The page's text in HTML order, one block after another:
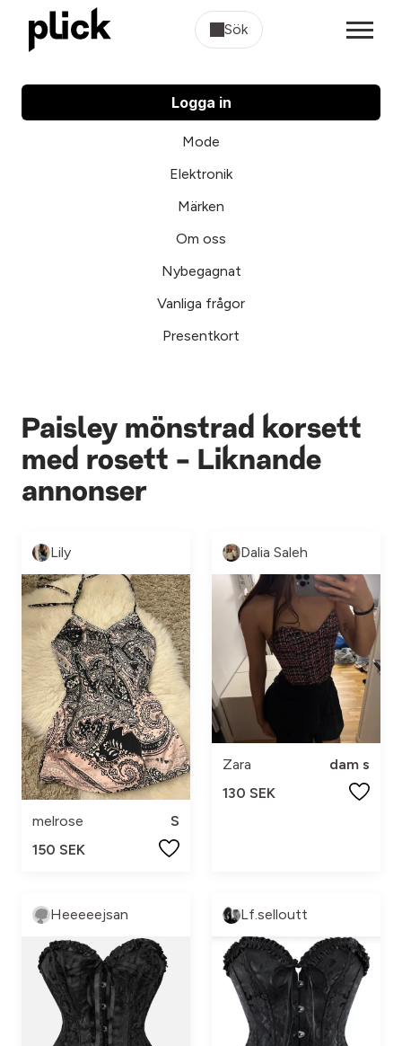
Sök
Logga in
Mode
Elektronik
Märken
Om oss
Nybegagnat
Vanliga frågor
Presentkort
Paisley mönstrad korsett
med rosett - Liknande
annonser
Lily
melrose
S
150 SEK
Dalia Saleh
Zara
dam s
130 SEK
Heeeeejsan Lf.selloutt